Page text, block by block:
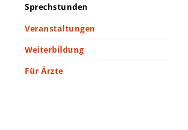
Sprechstunden
Veranstaltungen
Weiterbildung
Für Ärzte